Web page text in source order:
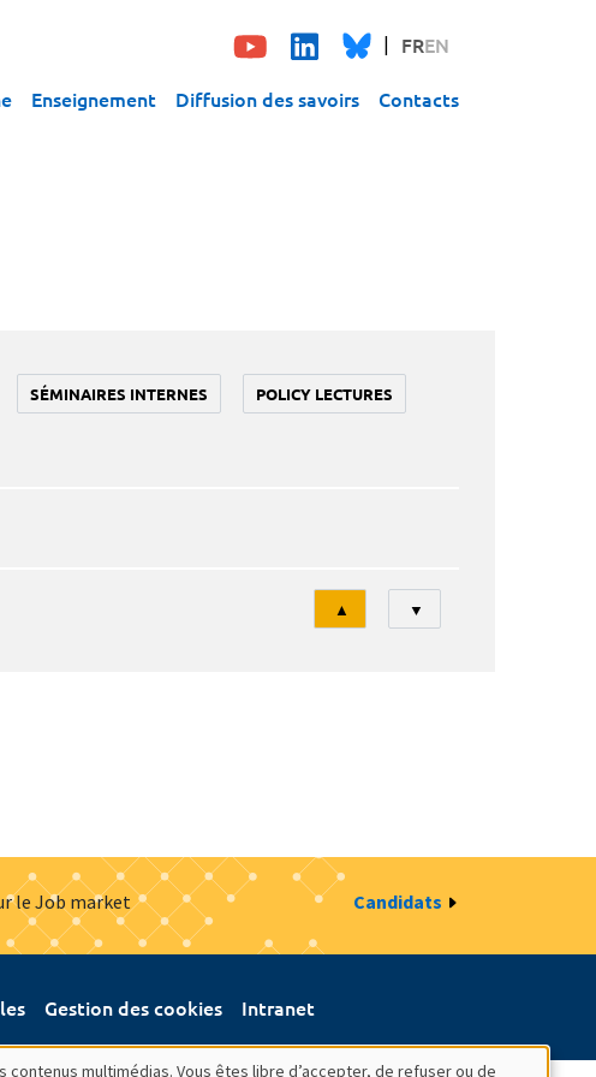
FREN
Enseignement Diffusion des savoirs Contacts
SÉMINAIRES INTERNES POLICY LECTURES
Tri
▲ ▼
le Job market Candidats
Gestion des cookies Intranet
multimédias. Vous êtes libre d’accepter, de refuser ou de